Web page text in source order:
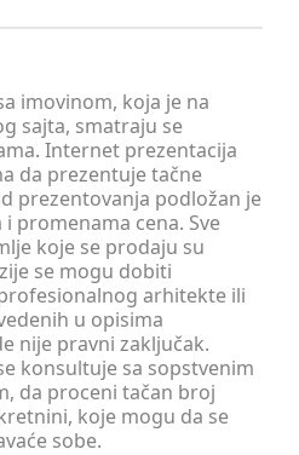
imovinom, koja je na
sajta, smatraju se
Internet prezentacija
da prezentuje tačne
prezentovanja podložan je
promenama cena. Sve
koje se prodaju su
se mogu dobiti
arhitekte ili
u opisima
nije pravni zaključak.
konsultuje sa sopstvenim
da proceni tačan broj
koje mogu da se
sobe.